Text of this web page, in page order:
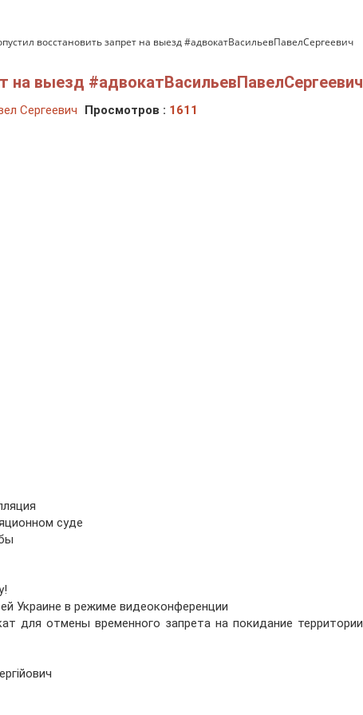
восстановить запрет на выезд #адвокатВасильевПавелСергеевич
на выезд #адвокатВасильевПавелСергеевич
Сергеевич Просмотров : 1611
суде
Украине в режиме видеоконференции
для отмены временного запрета на покидание территории